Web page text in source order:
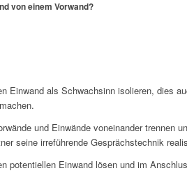
von einem Vorwand?
Einwand als Schwachsinn isolieren, dies
und Einwände voneinander trennen
seine irreführende Gesprächstechnik
potentiellen Einwand lösen und im